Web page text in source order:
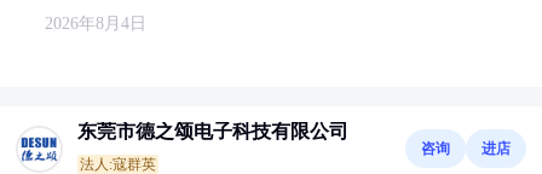
2026年8月4日
东莞市德之颂电子科技有限公司
法人:寇群英
咨询 进店